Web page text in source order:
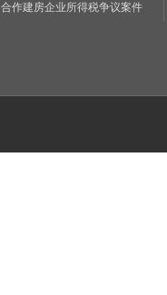
合作建房企业所得税争议案件